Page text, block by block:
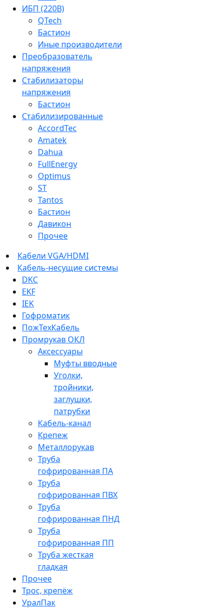
ИБП (220В)
QTech
Бастион
Иные производители
Преобразователь
напряжения
Стабилизаторы
напряжения
Бастион
Стабилизированные
AccordTec
Amatek
Dahua
FullEnergy
Optimus
ST
Tantos
Бастион
Давикон
Прочее
Кабели VGA/HDMI
Кабель-несущие системы
DKC
EKF
IEK
Гофроматик
ПожТехКабель
Промрукав ОКЛ
Аксессуары
Муфты вводные
Уголки,
тройники,
заглушки,
патрубки
Кабель-канал
Крепеж
Металлорукав
Труба
гофрированная ПА
Труба
гофрированная ПВХ
Труба
гофрированная ПНД
Труба
гофрированная ПП
Труба жесткая
гладкая
Прочее
Трос, крепёж
УралПак